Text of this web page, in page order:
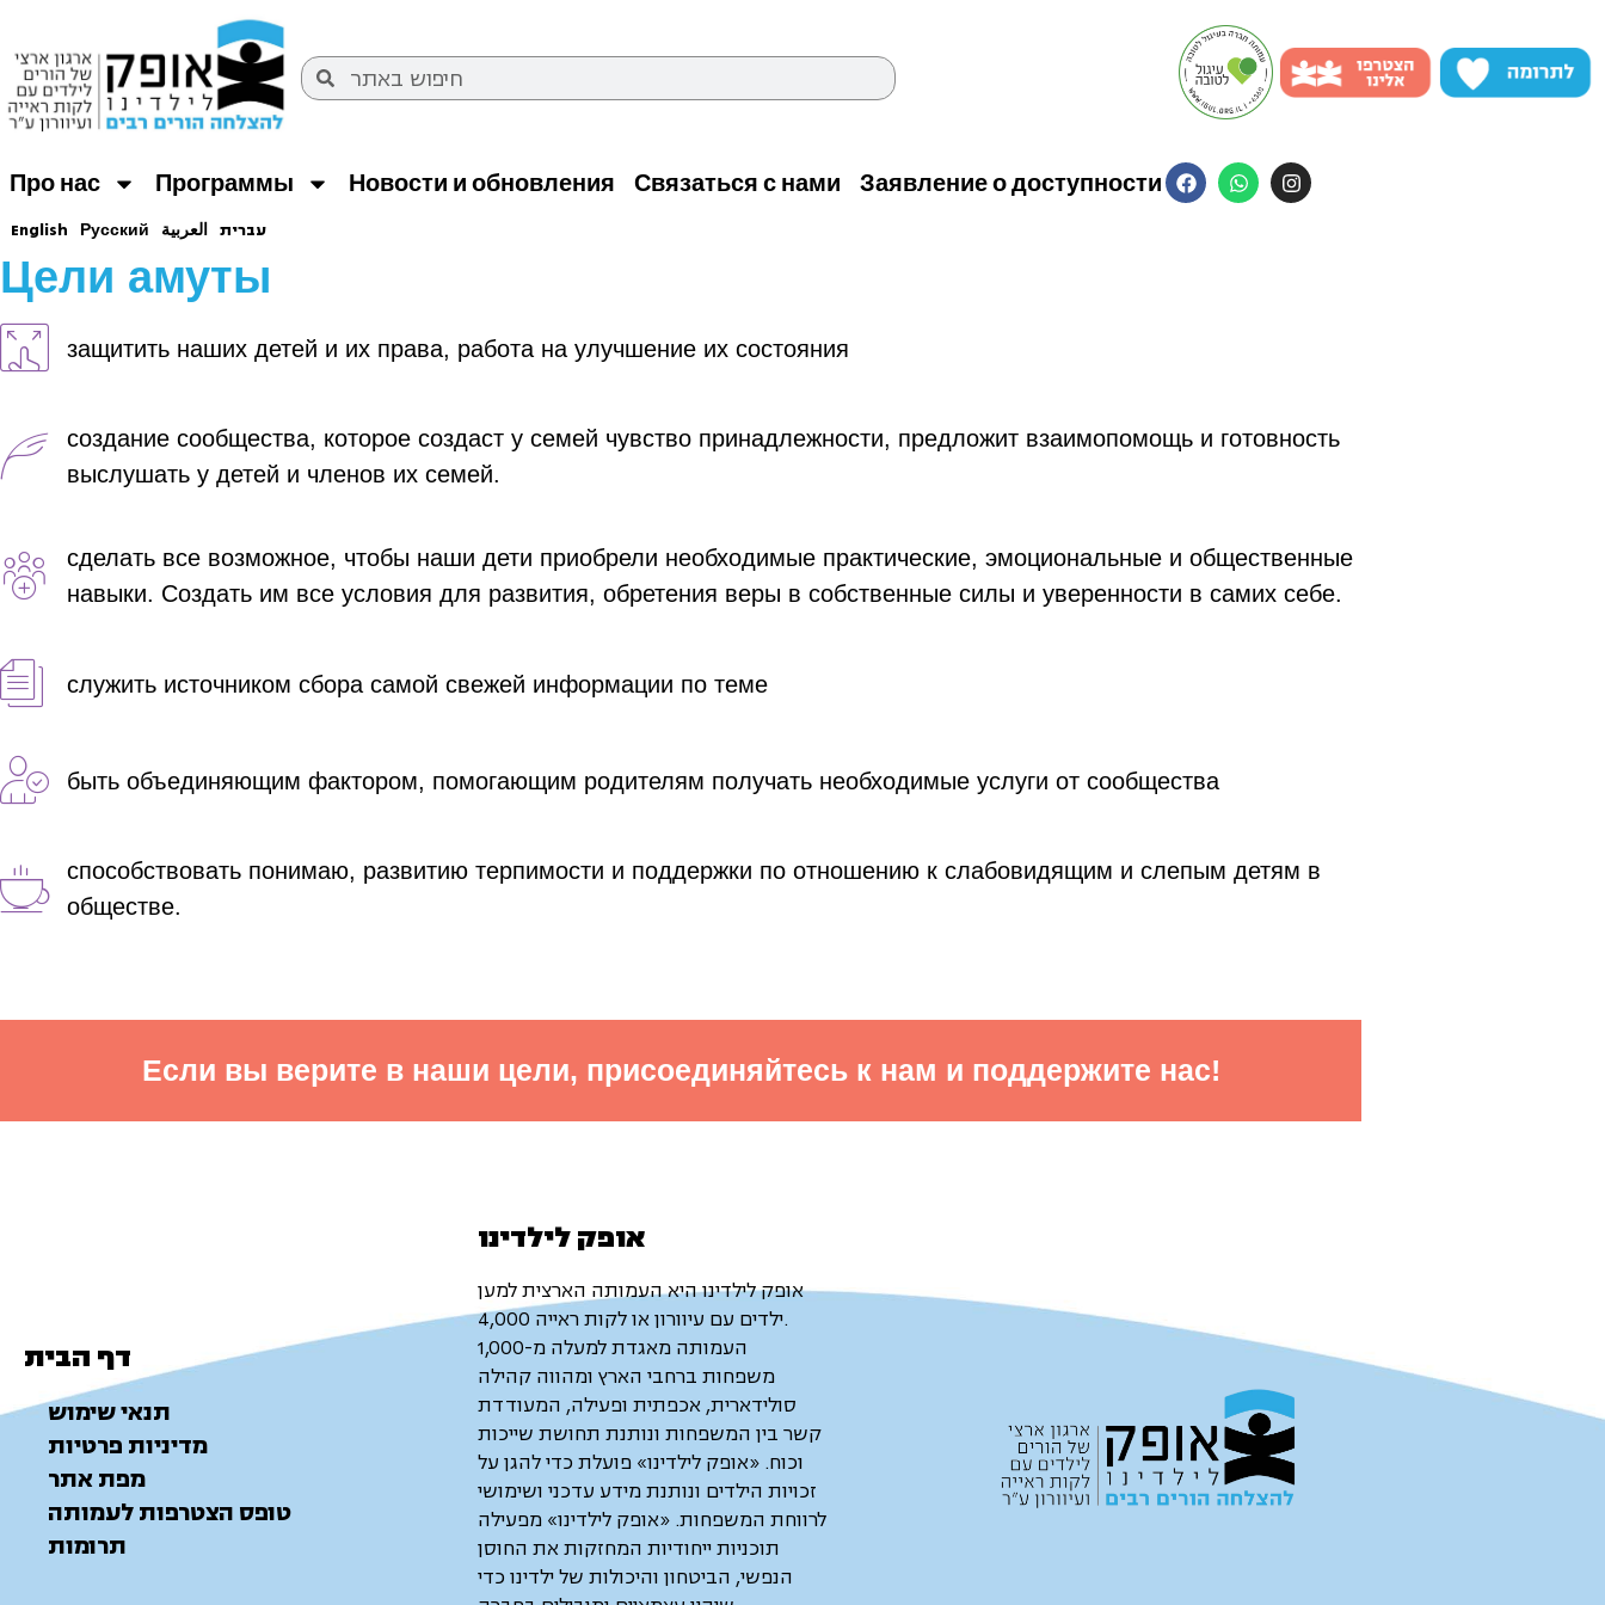
Про нас Программы Новости и обновления Связаться с нами Заявление о доступности
English Русский العربية עברית
Цели амуты
защитить наших детей и их права, работа на улучшение их состояния
создание сообщества, которое создаст у семей чувство принадлежности, предложит взаимопомощь и готовность
выслушать у детей и членов их семей.
сделать все возможное, чтобы наши дети приобрели необходимые практические, эмоциональные и общественные
навыки. Создать им все условия для развития, обретения веры в собственные силы и уверенности в самих себе.
служить источником сбора самой свежей информации по теме
быть объединяющим фактором, помогающим родителям получать необходимые услуги от сообщества
способствовать понимаю, развитию терпимости и поддержки по отношению к слабовидящим и слепым детям в
обществе.
Если вы верите в наши цели, присоединяйтесь к нам и поддержите нас!
דף הבית
תנאי שימוש
מדיניות פרטיות
מפת אתר
טופס הצטרפות לעמותה
תרומות
אופק לילדינו
אופק לילדינו היא העמותה הארצית למען
4,000 ילדים עם עיוורון או לקות ראייה.
משפחות ברחבי הארץ ומהווה קהילה
סולידארית, אכפתית ופעילה, המעודדת
קשר בין המשפחות ונותנת תחושת שייכות
וכוח. «אופק לילדינו» פועלת כדי להגן על
זכויות הילדים ונותנת מידע עדכני ושימושי
לרווחת המשפחות. «אופק לילדינו» מפעילה
תוכניות ייחודיות המחזקות את החוסן
הנפשי, הביטחון והיכולות של ילדינו כדי